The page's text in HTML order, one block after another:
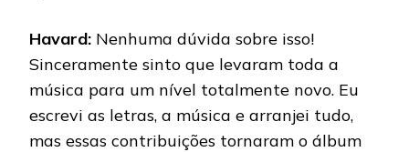
Havard: Nenhuma dúvida sobre isso!
Sinceramente sinto que levaram toda a
música para um nível totalmente novo. Eu
escrevi as letras, a música e arranjei tudo,
mas essas contribuições tornaram o álbum